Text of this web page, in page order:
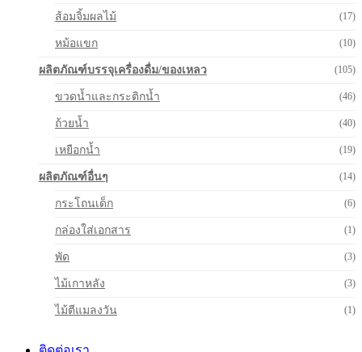
ส้อมจิ้มผลไม้ (17)
หม้อแขก (10)
ผลิตภัณฑ์บรรจุเครื่องดื่ม/ของเหลว (105)
ขวดน้ำและกระติกน้ำ (46)
ถ้วยน้ำ (40)
เหยือกน้ำ (19)
ผลิตภัณฑ์อื่นๆ (14)
กระโถนเด็ก (6)
กล่องใส่เอกสาร (1)
พัด (3)
ไม้เกาหลัง (3)
ไม้ตีแมลงวัน (1)